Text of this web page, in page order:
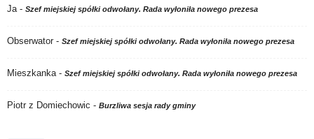
Ja- Szef miejskiej spółki odwołany. Rada wyłoniła nowego prezesa
Obserwator - Szef miejskiej spółki odwołany. Rada wyłoniła nowego prezesa
Mieszkanka- Szef miejskiej spółki odwołany. Rada wyłoniła nowego prezesa
Piotr z Domiechowic - Burzliwa sesja rady gminy